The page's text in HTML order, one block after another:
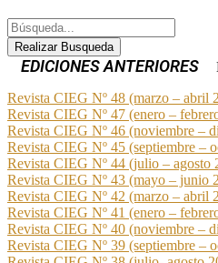
Realizar Busqueda
Revista CIEG Nº 39 (septiembre –
Revista CIEG Nº 40 (noviembre –
Revista CIEG Nº 41 (enero –
Revista CIEG Nº 42 (marzo – abril
Revista CIEG Nº 43 (mayo – junio
Revista CIEG Nº 44 (julio – agosto
Revista CIEG Nº 45 (septiembre –
Revista CIEG Nº 46 (noviembre –
Revista CIEG Nº 47 (enero –
Revista CIEG Nº 48 (marzo – abril